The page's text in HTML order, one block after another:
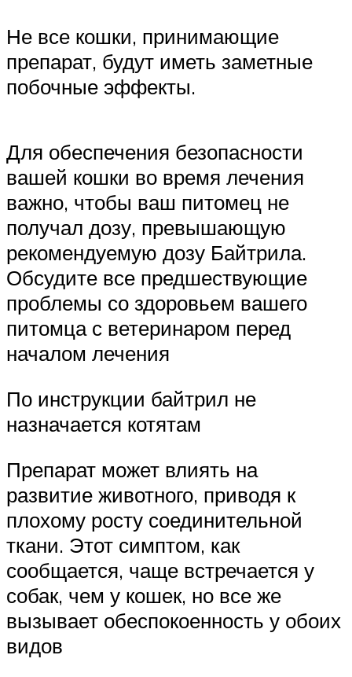
Не все кошки, принимающие
препарат, будут иметь заметные
побочные эффекты.
Для обеспечения безопасности
вашей кошки во время лечения
важно, чтобы ваш питомец не
получал дозу, превышающую
рекомендуемую дозу Байтрила.
Обсудите все предшествующие
проблемы со здоровьем вашего
питомца с ветеринаром перед
началом лечения
По инструкции байтрил не
назначается котятам
Препарат может влиять на
развитие животного, приводя к
плохому росту соединительной
ткани. Этот симптом, как
сообщается, чаще встречается у
собак, чем у кошек, но все же
вызывает обеспокоенность у обоих
видов